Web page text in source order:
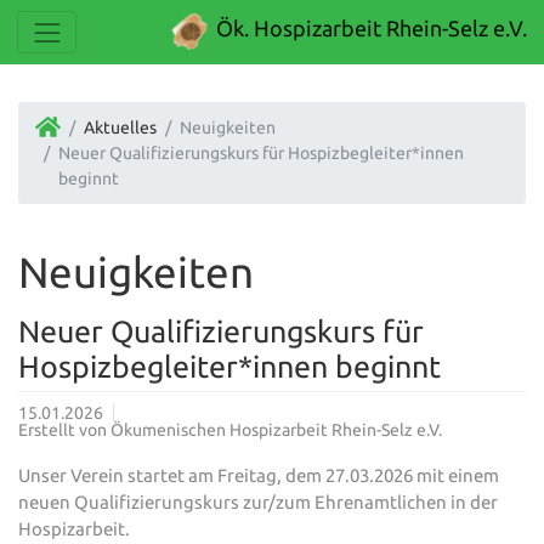
Ök. Hospizarbeit Rhein-Selz e.V.
Aktuelles
Neuigkeiten
Neuer Qualifizierungskurs für Hospizbegleiter*innen
beginnt
Neuigkeiten
Neuer Qualifizierungskurs für
Hospizbegleiter*innen beginnt
15.01.2026
Erstellt von Ökumenischen Hospizarbeit Rhein-Selz e.V.
Unser Verein startet am Freitag, dem 27.03.2026 mit einem
neuen Qualifizierungskurs zur/zum Ehrenamtlichen in der
Hospizarbeit.